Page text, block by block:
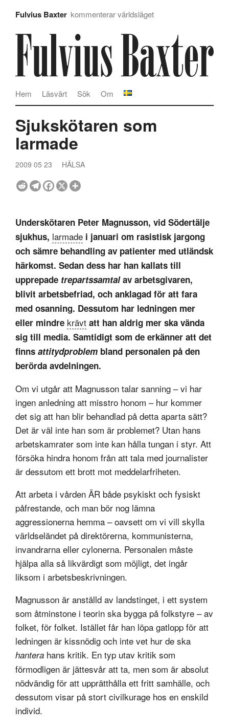
Fulvius Baxter kommenterar världsläget
Om
Sök
Läsvärt
Hem
Sjukskötaren som
larmade
2009 05 23 HÄLSA
Underskötaren Peter Magnusson, vid Södertälje
sjukhus, larmade i januari om rasistisk jargong
och sämre behandling av patienter med utländsk
härkomst. Sedan dess har han kallats till
upprepade trepartssamtalav arbetsgivaren,
blivit arbetsbefriad, och anklagad för att fara
med osanning. Dessutom har ledningen mer
eller mindre krävt att han aldrig mer ska vända
sig till media. Samtidigt som de erkänner att det
finns attitydproblem bland personalen på den
berörda avdelningen.
Om vi utgår att Magnusson talar sanning – vi har
ingen anledning att misstro honom – hur kommer
det sig att han blir behandlad på detta aparta sätt?
Det är väl inte han som är problemet? Utan hans
arbetskamrater som inte kan hålla tungan i styr. Att
försöka hindra honom från att tala med journalister
är dessutom ett brott mot meddelarfriheten.
Att arbeta i vården ÄR både psykiskt och fysiskt
påfrestande, och man bör nog lämna
aggressionerna hemma – oavsett om vi vill skylla
världseländet på direktörerna, kommunisterna,
invandrarna eller cylonerna. Personalen måste
hjälpa alla så likvärdigt som möjligt, det ingår
liksom i arbetsbeskrivningen.
Magnusson är anställd av landstinget, i ett system
som åtminstone i teorin ska bygga på folkstyre – av
folket, för folket. Istället får han löpa gatlopp för att
ledningen är kissnödig och inte vet hur de ska
hantera hans kritik. En typ utav kritik som
förmodligen är jättesvår att ta, men som är absolut
nödvändig för att upprätthålla ett fritt samhälle, och
dessutom visar på stort civilkurage hos en enskild
individ.